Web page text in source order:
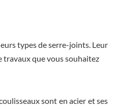
types de serre-joints. Leur
que vous souhaitez
sont en acier et ses